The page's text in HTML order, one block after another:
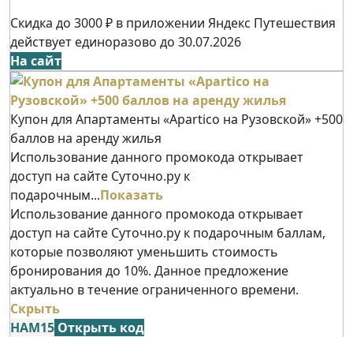
Скидка до 3000 ₽ в приложении Яндекс Путешествия
действует единоразово до 30.07.2026
На сайт
Купон для Апартаменты «Apartico на Рузовской» +500
баллов на аренду жилья
Использование данного промокода открывает
доступ на сайте Суточно.ру к
подарочным...Показать
Использование данного промокода открывает
доступ на сайте Суточно.ру к подарочным баллам,
которые позволяют уменьшить стоимость
бронирования до 10%. Данное предложение
актуально в течение ограниченного времени.
Скрыть
НАМ15 Открыть код